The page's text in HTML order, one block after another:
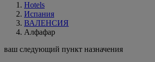
Hotels
Испания
ВАЛЕНСИЯ
Алфафар
ваш следующий пункт назначения